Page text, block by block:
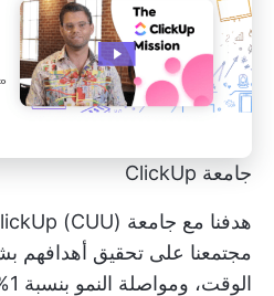
جامعة ClickUp
مجتمعنا على تحقيق أهدافهم